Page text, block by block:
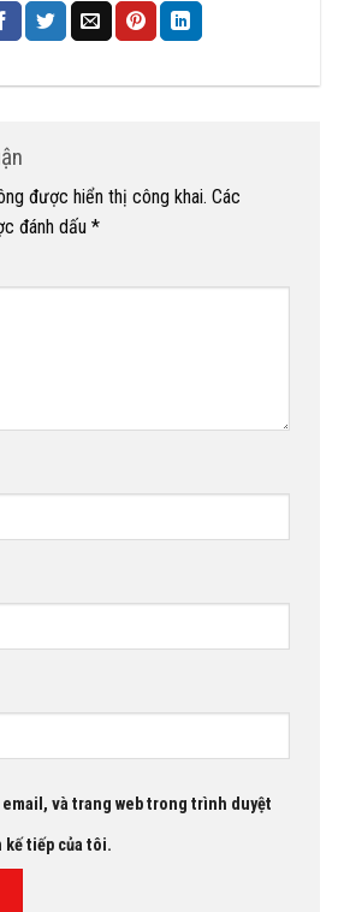
được hiển thị công khai. Các
đánh dấu *
và trang web trong trình duyệt
kế tiếp của tôi.